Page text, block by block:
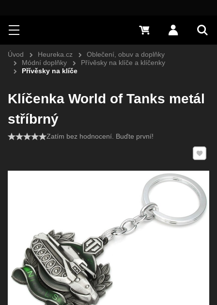
Hledat
Menu Přihlásit
0 Kč
Úvod Heureka.cz
Oblečení, obuv a doplňky
Módní doplňky
Přívěsky na klíče a klíčenky
Přívěsky na klíče
Klíčenka World of Tanks metál
stříbrný
Zatím bez hodnocení. Buďte první!
Přidat